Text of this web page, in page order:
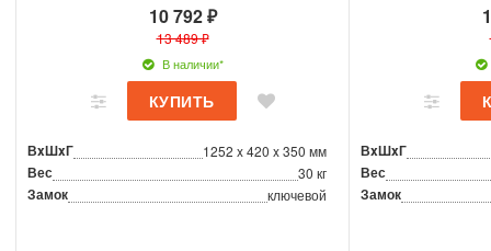
10 792 ₽
13 489 ₽
В наличии*
ВxШxГ 1252 x 420 x 350 мм
Вес 30 кг
Замок ключевой
ВxШxГ
Вес
Замок